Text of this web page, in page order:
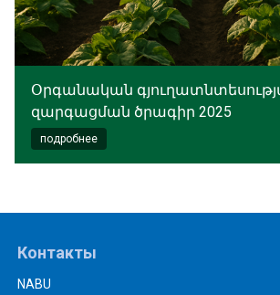
Օրգանական
զարգացման ծրագիր 2025
подробнее
Контакты
NABU